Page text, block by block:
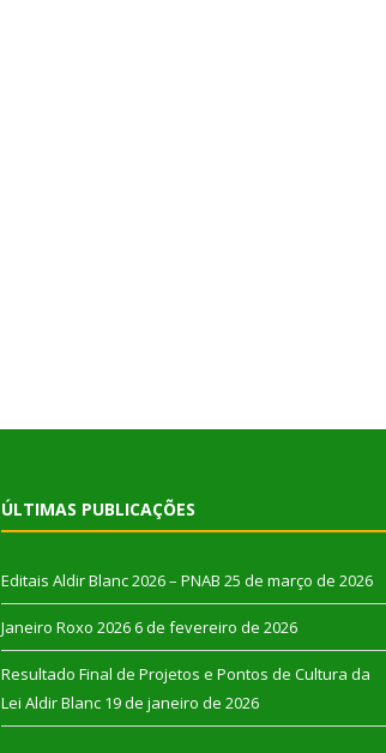
ÚLTIMAS PUBLICAÇÕES
Editais Aldir Blanc 2026 – PNAB 25 de março de 2026
Janeiro Roxo 2026 6 de fevereiro de 2026
Resultado Final de Projetos e Pontos de Cultura da
Lei Aldir Blanc 19 de janeiro de 2026